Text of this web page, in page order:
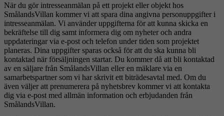
När du gör intresseanmälan på ett projekt eller objekt hos
SmålandsVillan kommer vi att spara dina angivna personuppgifter i
intresseanmälan. Vi använder uppgifterna för att kunna skicka en
bekräftelse till dig samt informera dig om nyheter och andra
uppdateringar via e-post och telefon under tiden som projektet
planeras. Dina uppgifter sparas också för att du ska kunna bli
kontaktad när försäljningen startar. Du kommer då att bli kontaktad
av en säljare från SmålandsVillan eller en mäklare via en
samarbetspartner som vi har skrivit ett biträdesavtal med. Om du
även väljer att prenumerera på nyhetsbrev kommer vi att kontakta
dig via e-post med allmän information och erbjudanden från
SmålandsVillan.